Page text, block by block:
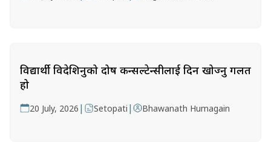
विद्यार्थी विदेशिनुको दोष कन्सल्टेन्सीलाई दिन खोज्नु गलत
हो
20 July, 2026 | Setopati | Bhawanath Humagain